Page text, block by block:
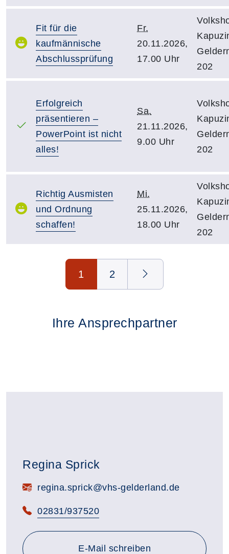
Fit für die
kaufmännische
Abschlussprüfung
Fr.
20.11.2026,
17.00 Uhr
202
Erfolgreich
präsentieren –
PowerPoint ist nicht
alles!
Sa.
21.11.2026,
9.00 Uhr
202
Richtig Ausmisten
und Ordnung
schaffen!
Mi.
25.11.2026,
18.00 Uhr
202
1 2
Ihre Ansprechpartner
Regina Sprick
E-Mail:regina.sprick@vhs-gelderland.de
Telefon:
02831/937520
E-Mail schreiben